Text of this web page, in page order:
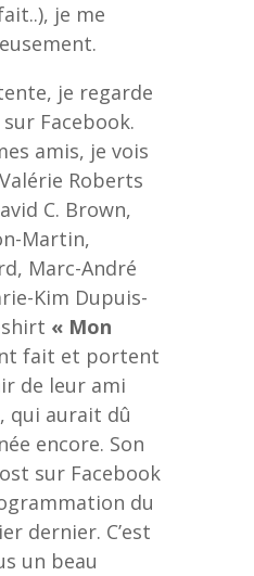
je me
je regarde
Facebook.
amis, je vois
Roberts
C. Brown,
Martin,
Marc-André
Kim Dupuis-
« Mon
fait et portent
de leur ami
qui aurait dû
encore. Son
sur Facebook
du
dernier. C’est
un beau